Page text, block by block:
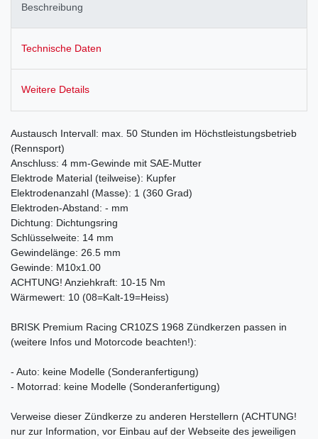
Beschreibung
Technische Daten
Weitere Details
Austausch Intervall: max. 50 Stunden im Höchstleistungsbetrieb
(Rennsport)
Anschluss: 4 mm-Gewinde mit SAE-Mutter
Elektrode Material (teilweise): Kupfer
Elektrodenanzahl (Masse): 1 (360 Grad)
Elektroden-Abstand: - mm
Dichtung: Dichtungsring
Schlüsselweite: 14 mm
Gewindelänge: 26.5 mm
Gewinde: M10x1.00
ACHTUNG! Anziehkraft: 10-15 Nm
Wärmewert: 10 (08=Kalt-19=Heiss)
BRISK Premium Racing CR10ZS 1968 Zündkerzen passen in
(weitere Infos und Motorcode beachten!):
- Auto: keine Modelle (Sonderanfertigung)
- Motorrad: keine Modelle (Sonderanfertigung)
Verweise dieser Zündkerze zu anderen Herstellern (ACHTUNG!
nur zur Information, vor Einbau auf der Webseite des jeweiligen